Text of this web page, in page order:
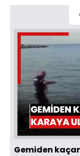
Gemiden